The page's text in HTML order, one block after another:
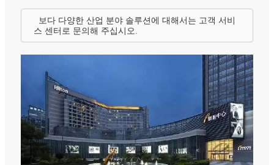
보다 다양한 산업 분야 솔루션에 대해서는 고객 서비
스 센터로 문의해 주십시오.